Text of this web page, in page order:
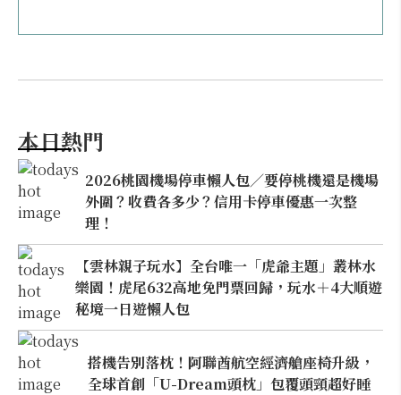
本日熱門
2026桃園機場停車懶人包／要停桃機還是機場
外圍？收費各多少？信用卡停車優惠一次整
理！
【雲林親子玩水】全台唯一「虎爺主題」叢林水
樂園！虎尾632高地免門票回歸，玩水＋4大順遊
秘境一日遊懶人包
搭機告別落枕！阿聯酋航空經濟艙座椅升級，
全球首創「U-Dream頭枕」包覆頭頸超好睡